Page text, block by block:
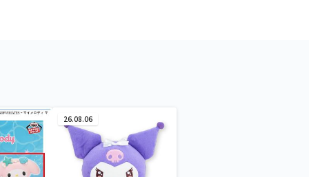
26.08.06